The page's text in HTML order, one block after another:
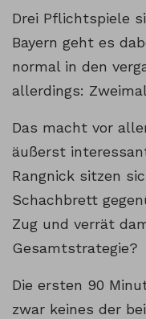
Drei Pflichtspiele
Bayern geht es
normal in den
allerdings:
Das macht vor
äußerst
Rangnick sitzen
Schachbrett
Zug und verrät
Gesamtstrategie?
Die ersten 90
zwar keines der